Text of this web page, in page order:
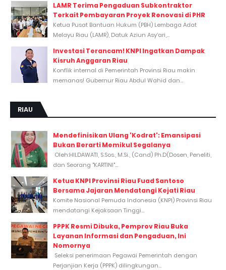
LAMR Terima Pengaduan Subkontraktor
Terkait Pembayaran Proyek Renovasi di PHR
Ketua Pusat Bantuan Hukum (PBH) Lembaga Adat
Melayu Riau (LAMR), Datuk Aziun Asy’ari,...
Investasi Terancam! KNPI Ingatkan Dampak
Kisruh Anggaran Riau
Konflik internal di Pemerintah Provinsi Riau makin
memanas! Gubernur Riau Abdul Wahid dan...
RIAU
Mendefinisikan Ulang 'Kodrat': Emansipasi
Bukan Berarti Memikul Segalanya
Oleh:HILDAWATI, S.Sos., M.Si., (Cand) Ph.D(Dosen, Peneliti,
dan Seorang "KARTINI"...
Ketua KNPI Provinsi Riau Fuad Santoso
Bersama Jajaran Mendatangi Kejati Riau
Komite Nasional Pemuda Indonesia (KNPI) Provinsi Riau
mendatangi Kejaksaan Tinggi...
PPPK Resmi Dibuka, Pemprov Riau Buka
Layanan Informasi dan Pengaduan, Ini
Nomornya
Seleksi penerimaan Pegawai Pemerintah dengan
Perjanjian Kerja (PPPK) dilingkungan...